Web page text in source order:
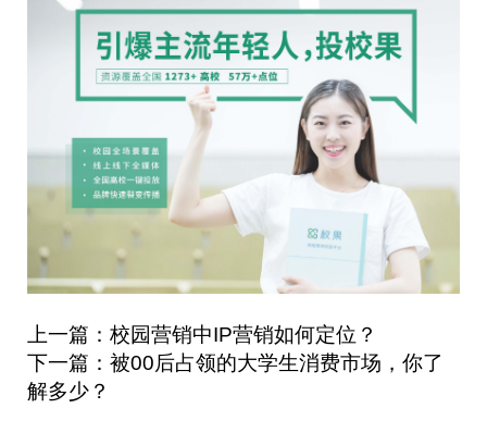
上一篇：校园营销中IP营销如何定位？
下一篇：被00后占领的大学生消费市场，你了
解多少？